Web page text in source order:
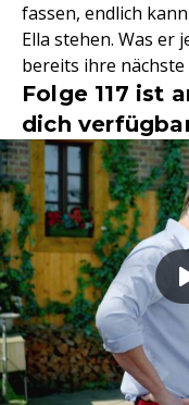
fassen, endlich
Ella stehen. Was er
bereits ihre
Folge 117 ist
dich